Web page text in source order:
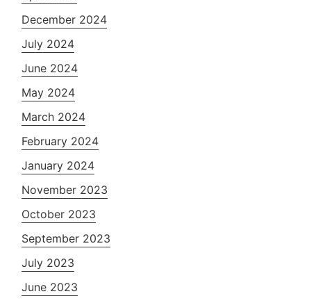
December 2024
July 2024
June 2024
May 2024
March 2024
February 2024
January 2024
November 2023
October 2023
September 2023
July 2023
June 2023